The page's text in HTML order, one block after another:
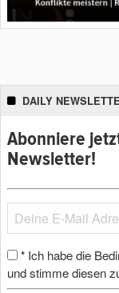
DAILY
Abonniere
Newsletter!
* Ich habe die
und stimme diesen